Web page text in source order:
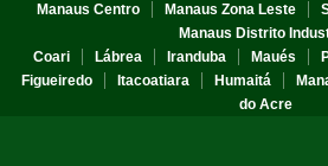
Manaus Centro Manaus Zona Leste
Manaus Distrito
Coari
Lábrea Iranduba Maués
Figueiredo
Itacoatiara Humaitá
do Acre